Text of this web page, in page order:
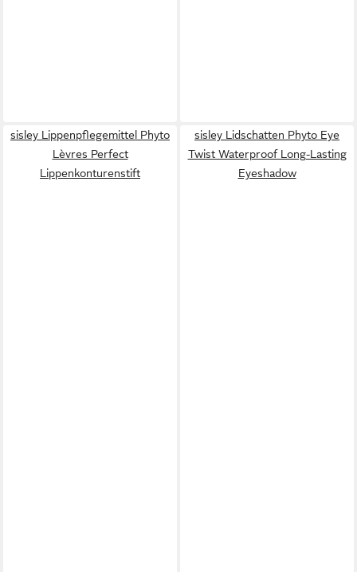
sisley Lippenpflegemittel Phyto
Lèvres Perfect
Lippenkonturenstift
sisley Lidschatten Phyto Eye
Twist Waterproof Long-Lasting
Eyeshadow